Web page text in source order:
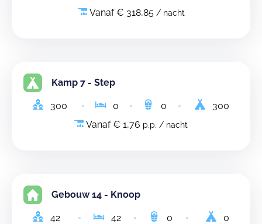
Vanaf € 318,85 / nacht
Kamp 7 - Step
300 0 0
300
Vanaf € 1,76 p.p. / nacht
Gebouw 14 - Knoop
42 42 0
0